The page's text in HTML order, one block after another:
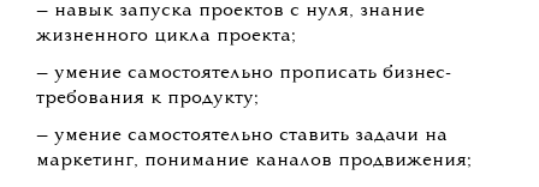
— навык запуска проектов с нуля, знание
жизненного цикла проекта;
— умение самостоятельно прописать бизнес-
требования к продукту;
— умение самостоятельно ставить задачи на
маркетинг, понимание каналов продвижения;